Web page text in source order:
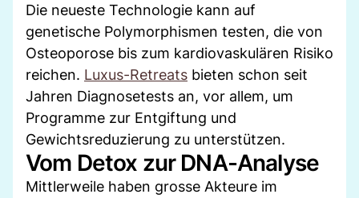
Die neueste Technologie kann auf
genetische Polymorphismen testen, die von
Osteoporose bis zum kardiovaskulären Risiko
reichen. Luxus-Retreats bieten schon seit
Jahren Diagnosetests an, vor allem, um
Programme zur Entgiftung und
Gewichtsreduzierung zu unterstützen.
Vom Detox zur DNA-Analyse
Mittlerweile haben grosse Akteure im